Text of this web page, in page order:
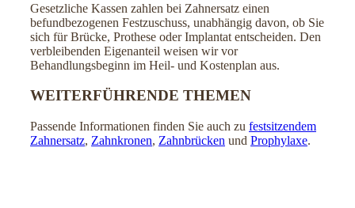
Gesetzliche Kassen zahlen bei Zahnersatz einen
befundbezogenen Festzuschuss, unabhängig davon, ob Sie
sich für Brücke, Prothese oder Implantat entscheiden. Den
verbleibenden Eigenanteil weisen wir vor
Behandlungsbeginn im Heil- und Kostenplan aus.
WEITERFÜHRENDE THEMEN
Passende Informationen finden Sie auch zu festsitzendem
Zahnersatz, Zahnkronen, Zahnbrücken und Prophylaxe.